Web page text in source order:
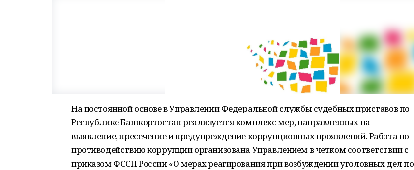
На постоянной основе в Управлении Федеральной службы судебных приставов по
Республике Башкортостан реализуется комплекс мер, направленных на
выявление, пресечение и предупреждение коррупционных проявлений. Работа по
противодействию коррупции организована Управлением в четком соответствии с
приказом ФССП России «О мерах реагирования при возбуждении уголовных дел по